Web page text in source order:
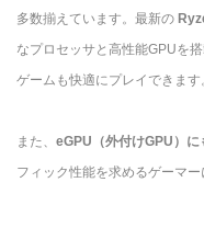
多数揃えています。最新の
なプロセッサと高性能GPUを
ゲームも快適にプレイできます
また、 eGPU（外付けGPU）に
フィック性能を求めるゲーマー